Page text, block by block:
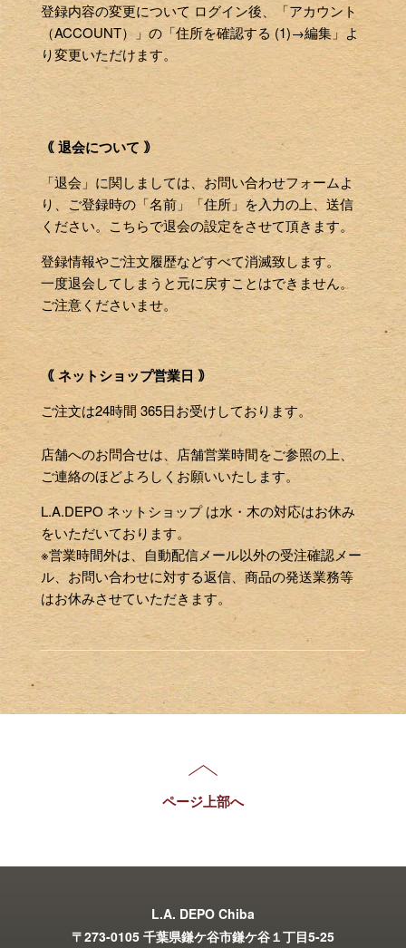
登録内容の変更について ログイン後、「アカウント
（ACCOUNT）」の「住所を確認する (1)→編集」よ
り変更いただけます。
｟ 退会について ｠
「退会」に関しましては、お問い合わせフォームよ
り、ご登録時の「名前」「住所」を入力の上、送信
ください。こちらで退会の設定をさせて頂きます。
登録情報やご注文履歴などすべて消滅致します。
一度退会してしまうと元に戻すことはできません。
ご注意くださいませ。
｟ ネットショップ営業日 ｠
ご注文は24時間 365日お受けしております。
店舗へのお問合せは、店舗営業時間をご参照の上、
ご連絡のほどよろしくお願いいたします。
L.A.DEPO ネットショップ は水・木の対応はお休み
をいただいております。
※営業時間外は、自動配信メール以外の受注確認メー
ル、お問い合わせに対する返信、商品の発送業務等
はお休みさせていただきます。
ページ上部へ
L.A. DEPO Chiba
〒273-0105 千葉県鎌ケ谷市鎌ケ谷１丁目5-25